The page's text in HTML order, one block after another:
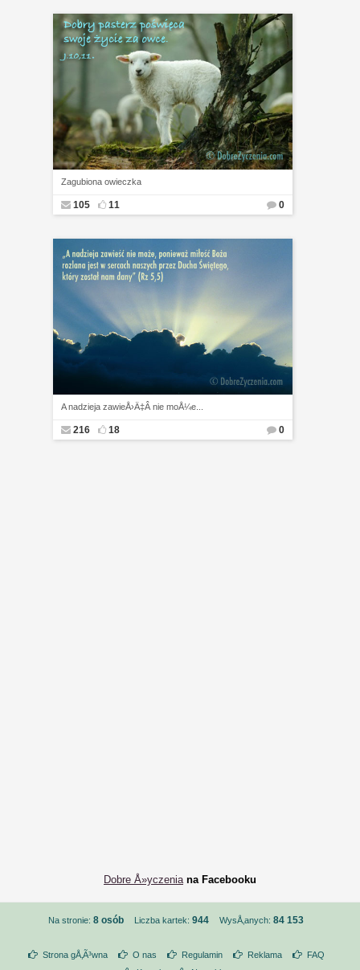
Zagubiona owieczka
105 11 0
A nadzieja zawieÅ›Ä‡Â nie moÅ¼e...
216 18 0
Dobre Å»yczeniana Facebooku
Na stronie: 8 osób Liczba kartek: 944 WysÅ‚anych: 84 153
Strona gÅ‚Ã³wna O nas Regulamin Reklama
FAQ